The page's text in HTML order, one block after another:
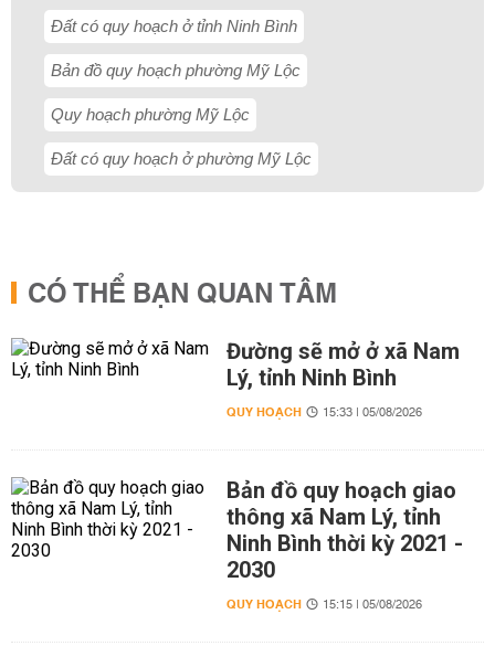
Đất có quy hoạch ở tỉnh Ninh Bình
Bản đồ quy hoạch phường Mỹ Lộc
Quy hoạch phường Mỹ Lộc
Đất có quy hoạch ở phường Mỹ Lộc
CÓ THỂ BẠN QUAN TÂM
Đường sẽ mở ở xã Nam
Lý, tỉnh Ninh Bình
QUY HOẠCH 15:33 | 05/08/2026
Bản đồ quy hoạch giao
thông xã Nam Lý, tỉnh
Ninh Bình thời kỳ 2021 -
2030
QUY HOẠCH 15:15 | 05/08/2026